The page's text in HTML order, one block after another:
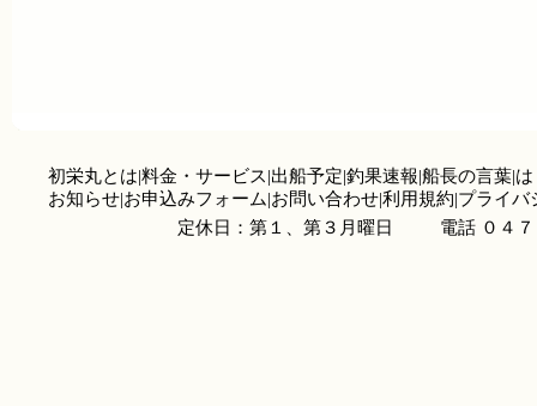
初栄丸とは|料金・サービス|出船予定|釣果速報|船長の言葉|
お知らせ|お申込みフォーム|お問い合わせ|利用規約|プライバ
定休日：第１、第３月曜日
電話 ０４